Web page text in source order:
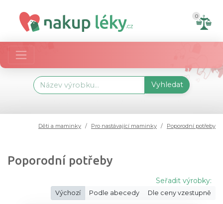
0
Vyhledat
Děti a maminky Pro nastávající maminky Poporodní potřeby
Poporodní potřeby
Seřadit výrobky:
Výchozí Podle abecedy Dle ceny vzestupně